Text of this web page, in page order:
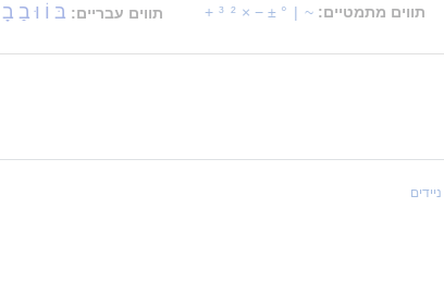
תווים מתמטיים: ~
|
°
±
−
×
²
³
+ תווים עבריים: בּ וֹ וּ בַ בָ